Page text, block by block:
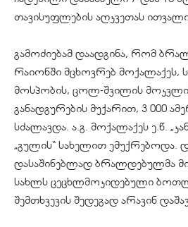
თავისუფლების აღკვეთას
გამოძიებამ დაადგინა, რომ
რაიონში მცხოვრებ მოქალაქეს,
მოსპობის, ცოლ-შვილის
განადგურების მუქარით, 3 000
სძალავდა. ა.გ. მოქალაქეს ე.წ.
„გულის“ სახელით ემუქრებოდა.
დასაშინებლად ბრალდებულმა
სახლს ცეცხლმოკიდებული
შემთხვევის შედეგად არავინ